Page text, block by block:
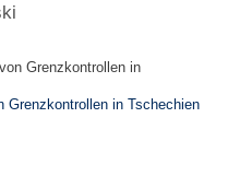
Grenzkontrollen in Tschechien